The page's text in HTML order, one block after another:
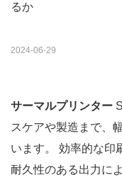
るか
2024-06-29
サーマルプリンター
スケアや製造まで、
います。 効率的な印
耐久性のある出力に